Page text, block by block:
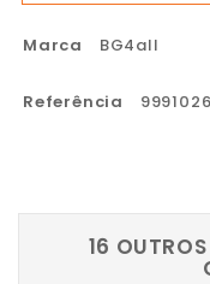
Marca BG4all
Referência
16